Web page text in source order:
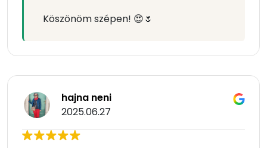
Köszönöm szépen! 😍🌷
hajna neni
2025.06.27